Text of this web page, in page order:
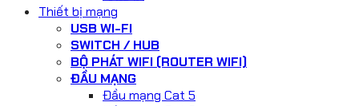
Thiết bị mạng
USB WI-FI
SWITCH / HUB
BỘ PHÁT WIFI (ROUTER WIFI)
ĐẦU MẠNG
Đầu mạng Cat 5